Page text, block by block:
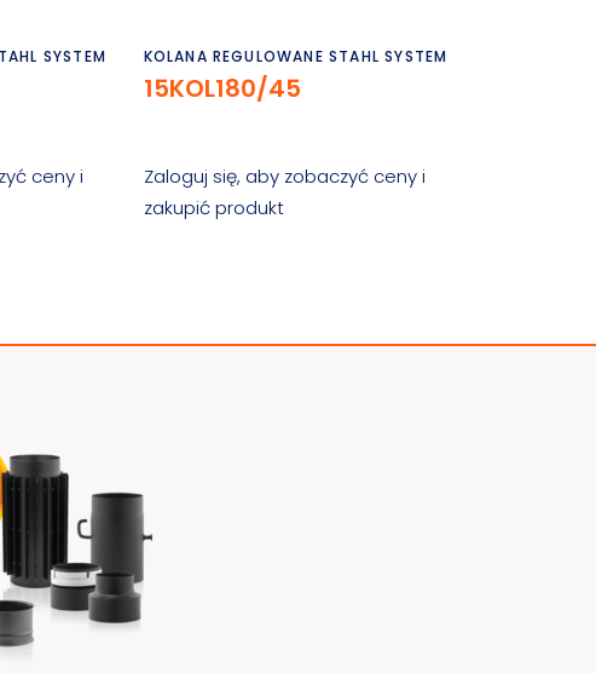
SYSTEM
ceny i
Czytaj dalej
KOLANA REGULOWANE STAHL SYSTEM
15KOL180/45
Zaloguj się, aby zobaczyć ceny i
zakupić produkt